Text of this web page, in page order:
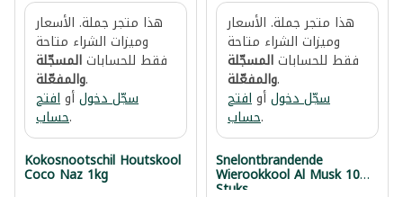
هذا متجر جملة. الأسعار
وميزات الشراء متاحة
فقط للحساباتالمسجّلة
والمفعّلة.
سجّل دخولأوافتح
حساب.
Kokosnootschil Houtskool
Coco Naz 1kg
هذا متجر جملة. الأسعار
وميزات الشراء متاحة
فقط للحساباتالمسجّلة
والمفعّلة.
سجّل دخولأوافتح
حساب.
Snelontbrandende
Wierookkool Al Musk 10
Stuks